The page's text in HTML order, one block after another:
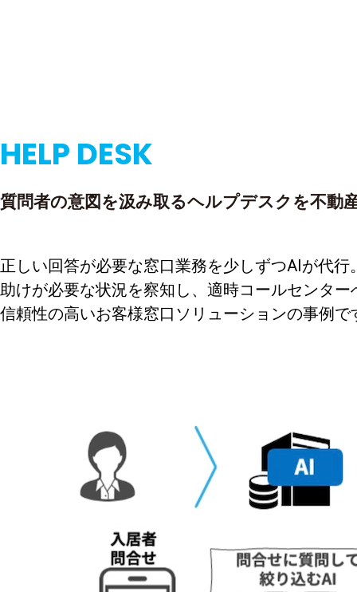
HELP DESK
質問者の意図を汲み取るヘルプデスクを不動
正しい回答が必要な窓口業務を少しずつAIが代行
助けが必要な状況を察知し、適時コールセンター
信頼性の高いお客様窓口ソリューションの事例で